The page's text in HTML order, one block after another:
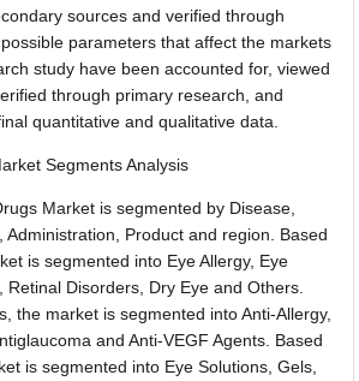
sources and verified through
parameters that affect the markets
study have been accounted for, viewed
through primary research, and
quantitative and qualitative data.
Segments Analysis
Market is segmented by Disease,
Administration, Product and region. Based
is segmented into Eye Allergy, Eye
Retinal Disorders, Dry Eye and Others.
the market is segmented into Anti-Allergy,
and Anti-VEGF Agents. Based
is segmented into Eye Solutions, Gels,